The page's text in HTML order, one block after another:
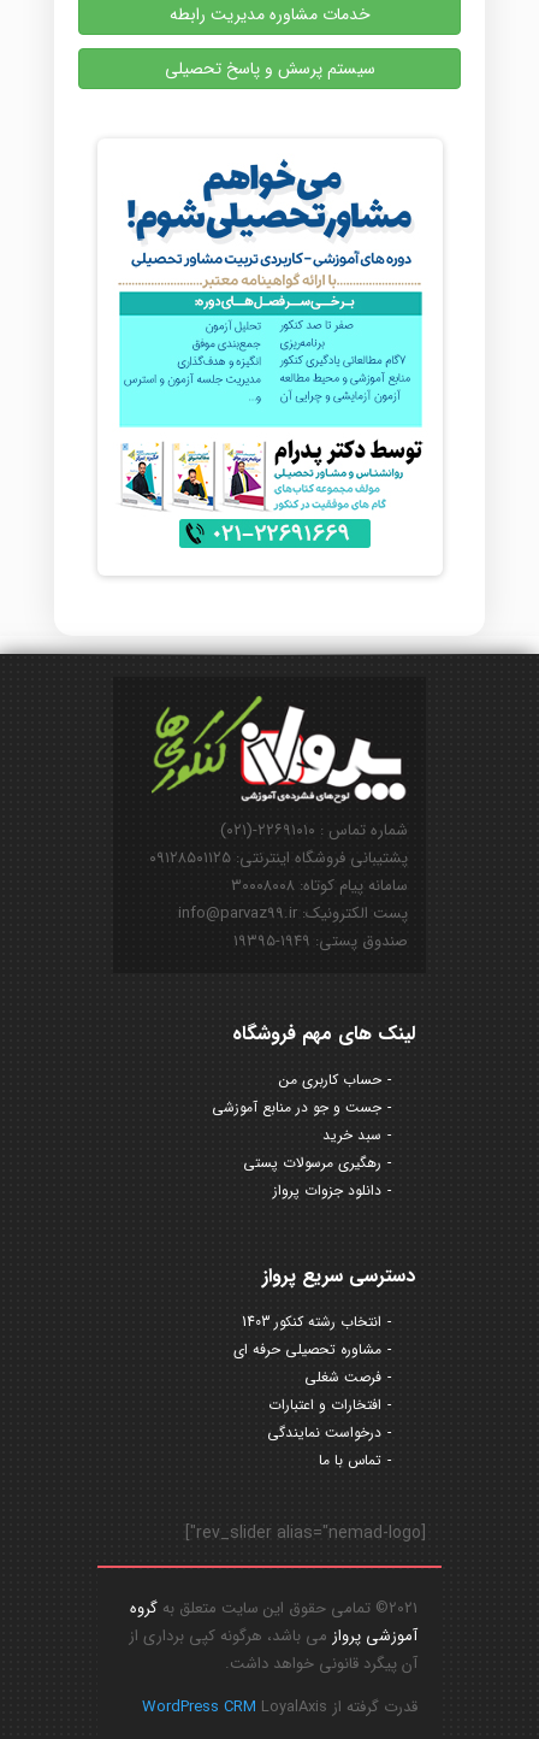
خدمات مشاوره مدیریت رابطه
سیستم پرسش و پاسخ تحصیلی
شماره تماس : ۲۲۶۹۱۰۱۰-(۰۲۱)
پشتیبانی فروشگاه اینترنتی: ۰۹۱۲۸۵۰۱۱۲۵
سامانه پیام کوتاه: ۳۰۰۰۸۰۰۸
پست الکترونیک: info@parvaz99.ir
صندوق پستی: ۱۹۴۹-۱۹۳۹۵
لینک های مهم فروشگاه
حساب کاربری من
جست و جو در منابع آموزشی
سبد خرید
رهگیری مرسولات پستی
دانلود جزوات پرواز
دسترسی سریع پرواز
انتخاب رشته کنکور 1403
مشاوره تحصیلی حرفه ای
فرصت شغلی
افتخارات و اعتبارات
درخواست نمایندگی
تماس با ما
[rev_slider alias="nemad-logo"]
2021© تمامی حقوق این سایت متعلق به
گروه
آموزشی پرواز می باشد، هرگونه کپی برداری از
آن پیگرد قانونی خواهد داشت.
قدرت گرفته از
WordPress CRM LoyalAxis